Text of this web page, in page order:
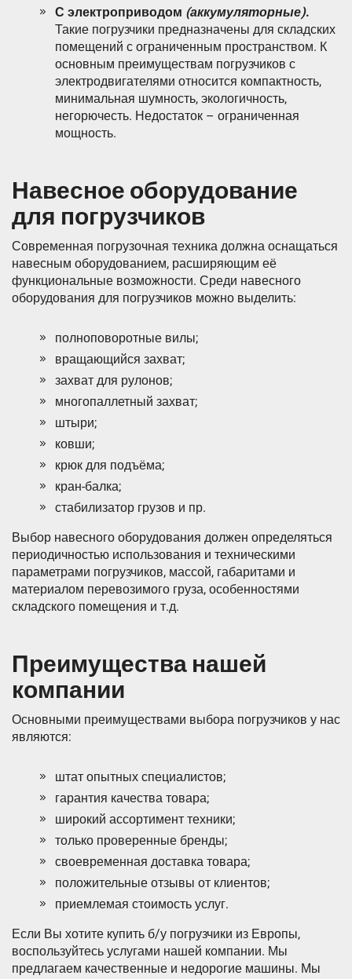
С электроприводом (аккумуляторные).
Такие погрузчики предназначены для складских
помещений с ограниченным пространством. К
основным преимуществам погрузчиков с
электродвигателями относится компактность,
минимальная шумность, экологичность,
негорючесть. Недостаток – ограниченная
мощность.
Навесное оборудование
для погрузчиков
Современная погрузочная техника должна оснащаться
навесным оборудованием, расширяющим её
функциональные возможности. Среди навесного
оборудования для погрузчиков можно выделить:
полноповоротные вилы;
вращающийся захват;
захват для рулонов;
многопаллетный захват;
штыри;
ковши;
крюк для подъёма;
кран-балка;
стабилизатор грузов и пр.
Выбор навесного оборудования должен определяться
периодичностью использования и техническими
параметрами погрузчиков, массой, габаритами и
материалом перевозимого груза, особенностями
складского помещения и т.д.
Преимущества нашей
компании
Основными преимуществами выбора погрузчиков у нас
являются:
штат опытных специалистов;
гарантия качества товара;
широкий ассортимент техники;
только проверенные бренды;
своевременная доставка товара;
положительные отзывы от клиентов;
приемлемая стоимость услуг.
Если Вы хотите купить б/у погрузчики из Европы,
воспользуйтесь услугами нашей компании. Мы
предлагаем качественные и недорогие машины. Мы